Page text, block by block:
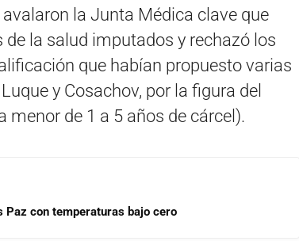
la Junta Médica clave que
la salud imputados y rechazó los
que habían propuesto varias
y Cosachov, por la figura del
menor de 1 a 5 años de cárcel).
Paz con temperaturas bajo cero